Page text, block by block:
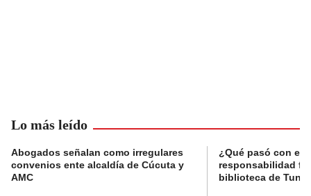
Lo más leído
Abogados señalan como irregulares
convenios ente alcaldía de Cúcuta y
AMC
¿Qué pasó con el
responsabilidad
biblioteca de